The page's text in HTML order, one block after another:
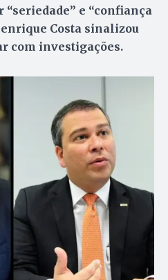
“seriedade” e “confiança
Costa sinalizou
com investigações.